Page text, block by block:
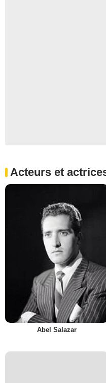
Acteurs et
Abel Salazar